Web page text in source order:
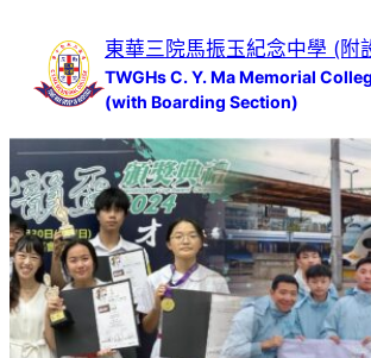
內
容
東華三院馬振玉紀念中學 (附
TWGHs C. Y. Ma Memorial
(with Boarding Section)